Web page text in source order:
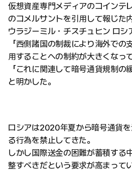
仮想資産専門メディアのコインテ
のコメルサントを引用して報じた
ウラジーミル・チスチュヒン ロ
「西側諸国の制裁により海外での
用することへの制約が大きくなっ
「これに関連して暗号通貨規制の
と明かした。
ロシアは2020年夏から暗号通貨
る行為を禁止してきた。
しかし国際送金の困難が蓄積する
整すべきだという要求が高まって